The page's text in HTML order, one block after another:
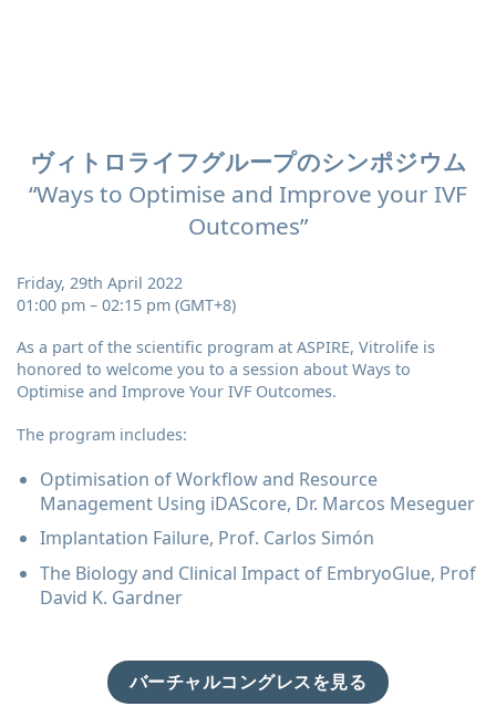
ヴィトロライフグループのシンポジウム
“Ways to Optimise and Improve your IVF
Outcomes”
Friday, 29th April 2022
01:00 pm – 02:15 pm (GMT+8)
As a part of the scientific program at ASPIRE, Vitrolife is
honored to welcome you to a session about Ways to
Optimise and Improve Your IVF Outcomes.
The program includes:
Optimisation of Workflow and Resource
Management Using iDAScore, Dr. Marcos Meseguer
Implantation Failure, Prof. Carlos Simón
The Biology and Clinical Impact of EmbryoGlue, Prof
David K. Gardner
バーチャルコングレスを見る